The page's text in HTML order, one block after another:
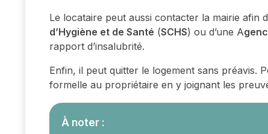
Le locataire peut aussi contacter la mairie afin
d’Hygiène et de Santé (SCHS) ou d’une A
rapport d’insalubrité.
Enfin, il peut quitter le logement sans préavis.
formelle au propriétaire en y joignant les
À noter :